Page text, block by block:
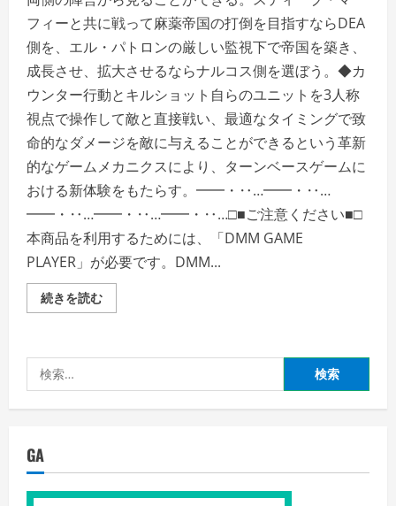
フィーと共に戦って麻薬帝国の打倒を目指すならDEA
側を、エル・パトロンの厳しい監視下で帝国を築き、
成長させ、拡大させるならナルコス側を選ぼう。◆カ
ウンター行動とキルショット自らのユニットを3人称
視点で操作して敵と直接戦い、最適なタイミングで致
命的なダメージを敵に与えることができるという革新
的なゲームメカニクスにより、ターンベースゲームに
おける新体験をもたらす。━━・‥…━━・‥…
━━・‥…━━・‥…━━・‥…□■ご注意ください■□
本商品を利用するためには、「DMM GAME
PLAYER」が必要です。DMM...
続きを読むNARCOS:
RISE
の
を
ご
い
索:
GA